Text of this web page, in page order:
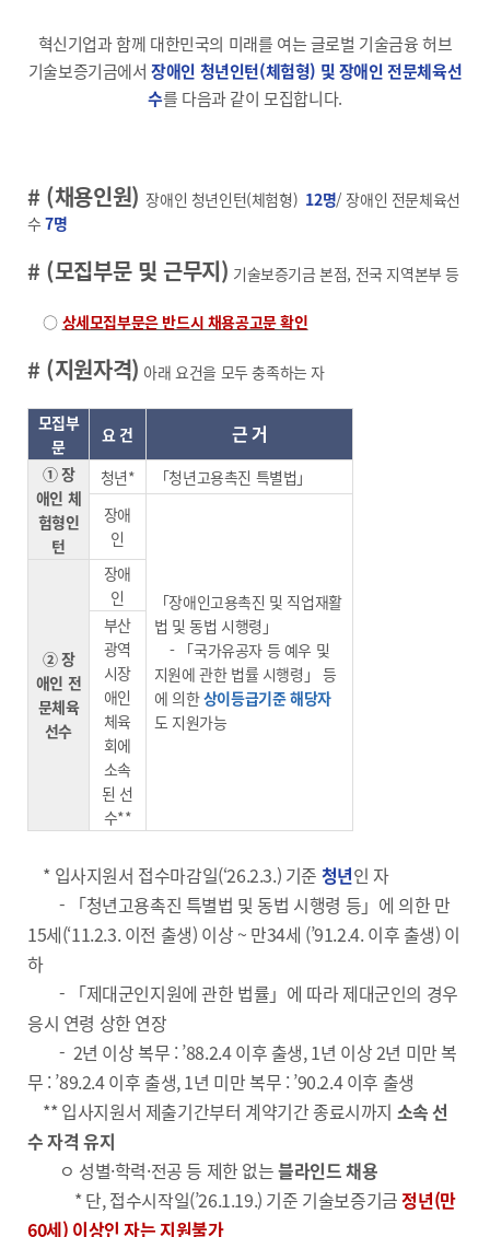
혁신기업과 함께 대한민국의 미래를 여는 글로벌 기술금융 허브
기술보증기금에서장애인 청년인턴(체험형) 및 장애인 전문체육선
수를 다음과 같이 모집합니다.
# (채용인원) 장애인 청년인턴(체험형) 12명/ 장애인 전문체육선
수 7명
# (모집부문 및 근무지) 기술보증기금 본점, 전국 지역본부 등
○ 상세모집부문은 반드시 채용공고문 확인
# (지원자격) 아래 요건을 모두 충족하는 자
모집부
문
요 건 근 거
① 장
애인 체
험형인
턴
청년*
「청년고용촉진 특별법」
장애
인
「장애인고용촉진 및 직업재활
법 및 동법 시행령」
- 「국가유공자 등 예우 및
지원에 관한 법률 시행령」 등
에 의한상이등급기준 해당자
도 지원가능
② 장
애인 전
문체육
선수
장애
인
부산
광역
시장
애인
체육
회에
소속
된 선
수**
* 입사지원서 접수마감일(‘26.2.3.) 기준 청년인 자
- 「청년고용촉진 특별법 및 동법 시행령 등」에 의한 만
15세(‘11.2.3. 이전 출생) 이상 ~ 만34세 (’91.2.4. 이후 출생) 이
하
- 「제대군인지원에 관한 법률」에 따라 제대군인의 경우
응시 연령 상한 연장
- 2년 이상 복무 : ’88.2.4 이후 출생, 1년 이상 2년 미만 복
무 : ’89.2.4 이후 출생, 1년 미만 복무 : ’90.2.4 이후 출생
** 입사지원서 제출기간부터 계약기간 종료시까지 소속 선
수 자격 유지
ㅇ 성별·학력·전공 등 제한 없는블라인드 채용
* 단, 접수시작일(’26.1.19.) 기준 기술보증기금정년(만
60세) 이상인 자는 지원불가